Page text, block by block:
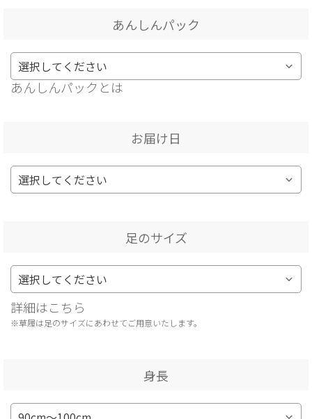
あんしんパック
あんしんパックとは
お届け日
足のサイズ
詳細はこちら
※草履は足のサイズにあわせてご用意いたします。
身長